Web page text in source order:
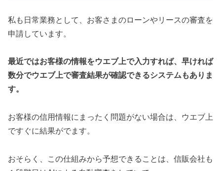
私も日常業務として、お客さまのローンやリースの審査を
申請しています。
最近ではお客様の情報をウエブ上で入力すれば、早ければ
数分でウエブ上で審査結果が確認できるシステムもありま
す。
お客様の信用情報にまったく問題がない場合は、ウエブ上
ですぐに結果がでます。
おそらく、この仕組みから予想できることは、信販会社も